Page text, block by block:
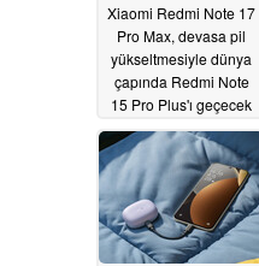
Xiaomi Redmi Note 17
Pro Max, devasa pil
yükseltmesiyle dünya
çapında Redmi Note
15 Pro Plus'ı geçecek
04/22/2026